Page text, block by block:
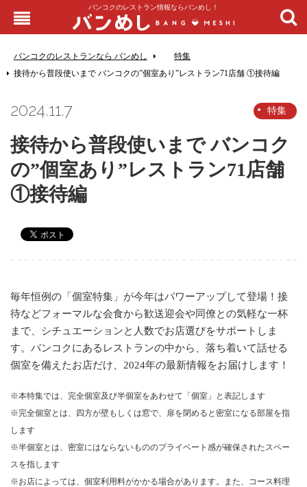
バンコクのレストラン情報ならバンめし！
バンコクのレストランなら バンめし
特集
接待から普段使いまで バンコクの”個室あり”レストラン71店舗 ①接待編
2024.11.7 特集
接待から普段使いまで バンコク
の”個室あり”レストラン71店舗
①接待編
毎年恒例の「個室特集」が今年はパワーアップして登場！接
待などフォーマルな会食から歓送迎会や同僚との気軽な一杯
まで、シチュエーションと人数でお店選びをサポートしま
す。バンコクにあるレストランの中から、落ち着いて話せる
個室を備えたお店だけ、2024年の最新情報をお届けします！
※本特集では、完全個室及び半個室をあわせて「個室」と表記します
※完全個室とは、四方が壁もしくは窓で、扉を閉めると密室になる部屋を指
します
※半個室とは、密室にはならないもののプライベート感が確保されたスペー
スを指します
※お店によっては、個室利用料がかかる場合があります。また、コース料理